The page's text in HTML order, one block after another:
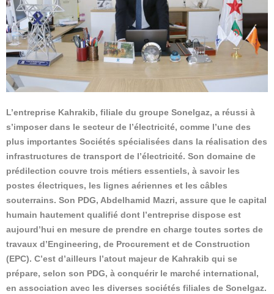
L’entreprise Kahrakib, filiale du groupe Sonelgaz, a réussi à
s’imposer dans le secteur de l’électricité, comme l’une des
plus importantes Sociétés spécialisées dans la réalisation des
infrastructures de transport de l’électricité. Son domaine de
prédilection couvre trois métiers essentiels, à savoir les
postes électriques, les lignes aériennes et les câbles
souterrains. Son PDG, Abdelhamid Mazri, assure que le capital
humain hautement qualifié dont l’entreprise dispose est
aujourd’hui en mesure de prendre en charge toutes sortes de
travaux d’Engineering, de Procurement et de Construction
(EPC). C’est d’ailleurs l’atout majeur de Kahrakib qui se
prépare, selon son PDG, à conquérir le marché international,
en association avec les diverses sociétés filiales de Sonelgaz.